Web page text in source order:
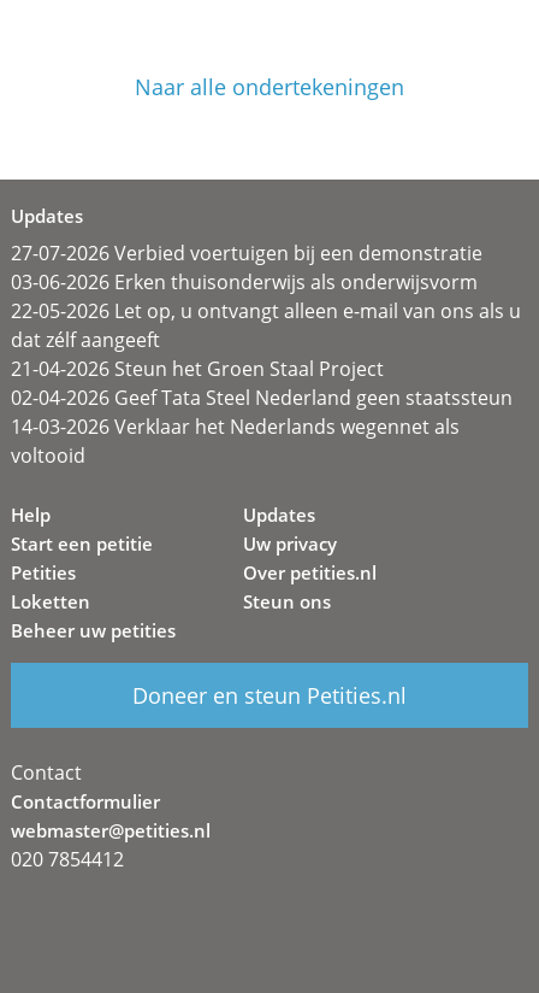
Naar alle ondertekeningen
Updates
27-07-2026 Verbied voertuigen bij een demonstratie
03-06-2026 Erken thuisonderwijs als onderwijsvorm
22-05-2026 Let op, u ontvangt alleen e-mail van ons als u
dat zélf aangeeft
21-04-2026 Steun het Groen Staal Project
02-04-2026 Geef Tata Steel Nederland geen staatssteun
14-03-2026 Verklaar het Nederlands wegennet als
voltooid
Help
Start een petitie
Petities
Loketten
Beheer uw petities
Updates
Uw privacy
Over petities.nl
Steun ons
Doneer en steun Petities.nl
Contact
Contactformulier
webmaster@petities.nl
020 7854412